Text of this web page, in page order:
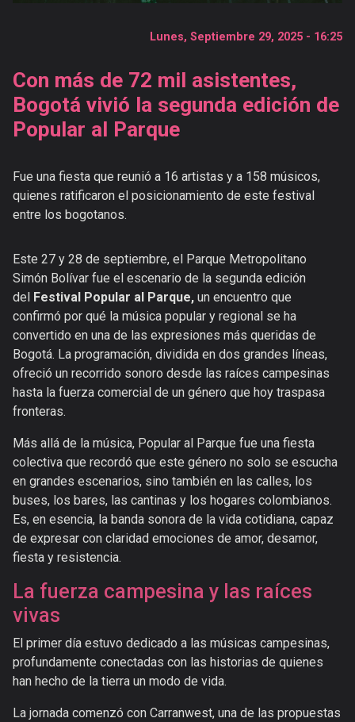
Videos
Publicaciones
Versiones
Lunes, Septiembre 29, 2025 - 16:25
Con más de 72 mil asistentes,
Bogotá vivió la segunda edición de
Popular al Parque
Fue una fiesta que reunió a 16 artistas y a 158 músicos,
quienes ratificaron el posicionamiento de este festival
entre los bogotanos.
Este 27 y 28 de septiembre, el Parque Metropolitano
Simón Bolívar fue el escenario de la segunda edición
del
Festival Popular al Parque, un encuentro que
confirmó por qué la música popular y regional se ha
convertido en una de las expresiones más queridas de
Bogotá. La programación, dividida en dos grandes líneas,
ofreció un recorrido sonoro desde las raíces campesinas
hasta la fuerza comercial de un género que hoy traspasa
fronteras.
Más allá de la música, Popular al Parque fue una fiesta
colectiva que recordó que este género no solo se escucha
en grandes escenarios, sino también en las calles, los
buses, los bares, las cantinas y los hogares colombianos.
Es, en esencia, la banda sonora de la vida cotidiana, capaz
de expresar con claridad emociones de amor, desamor,
fiesta y resistencia.
La fuerza campesina y las raíces
vivas
El primer día estuvo dedicado a las músicas campesinas,
profundamente conectadas con las historias de quienes
han hecho de la tierra un modo de vida.
La jornada comenzó con Carranwest, una de las propuestas